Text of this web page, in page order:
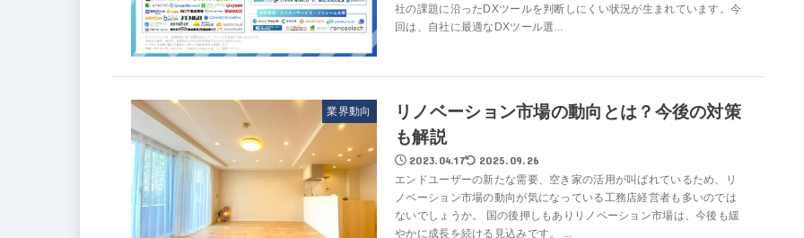
社の課題に沿ったDXツールを判断しにくい状況が生まれています。今
回は、自社に最適なDXツール選...
業界動向
リノベーション市場の動向とは？今後の対策
も解説
2023.04.17 2025.09.26
エンドユーザーの新たな需要、空き家の活用が叫ばれているため、リ
ノベーション市場の動向が気になっている工務店経営者も多いのでは
ないでしょうか。 国の後押しもありリノベーション市場は、今後も緩
やかに成長を続ける見込みです。 ...